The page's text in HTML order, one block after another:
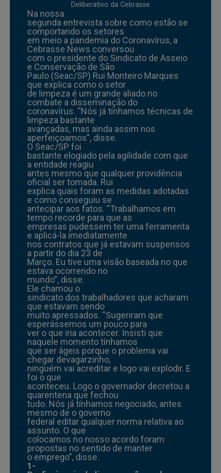
Deliberativo da Cebrasse
Na nossa
segunda entrevista sobre como estão se
comportando os setores
em meio a pandemia do Coronavírus, a
Cebrasse News conversou
com o presidente do Sindicato de Asseio
e Conservação de São
Paulo (Seac/SP) Rui Monteiro Marques
que explica como o setor
de limpeza é um grande aliado no
combate a disseminação do
coronavírus. “Nós já tínhamos técnicas de
limpeza bastante
avançadas, mas ainda assim nos
aperfeiçoamos”, disse.
O Seac/SP foi
bastante elogiado pela agilidade com que
a entidade reagiu
antes mesmo que qualquer providência
oficial ser tomada. Rui
explica quais foram as medidas adotadas
e como conseguiu se
antecipar aos fatos. “Trabalhamos em
tempo recorde para que as
empresas pudessem ter uma ferramenta
e aplicá-la imediatamente
nos contratos que já estavam suspensos
a partir do dia 23 de
Março. Eu tive uma visão baseada no que
estava ocorrendo no
mundo”, disse.
Ele chamou o
sindicato dos trabalhadores que acharam
que estavam sendo
muito apressados. “Sugeriram que
esperássemos um pouco para
ver o que iria acontecer. Insisti que
naquele momento tínhamos
que ser ágeis porque o problema vai
chegar devagarzinho,
ninguém vai acreditar e logo vai explodir. E
foi o que
aconteceu. Logo o governador decretou a
quarentena que fechou
tudo. Nós já tínhamos negociado, antes
mesmo de o governo
federal editar qualquer norma relativa ao
assunto. O que
colocamos no nosso acordo foram
propostas no sentido de manter
o emprego”, disse.
1-